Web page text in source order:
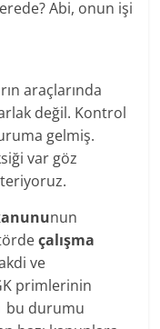
Abi, onun işi
araçlarında
değil. Kontrol
gelmiş.
var göz
nun
çalışma
ve
primlerinin
bu durumu